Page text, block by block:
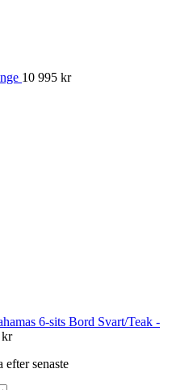
10 995 kr
6-sits Bord Svart/Teak -
kr
efter senaste